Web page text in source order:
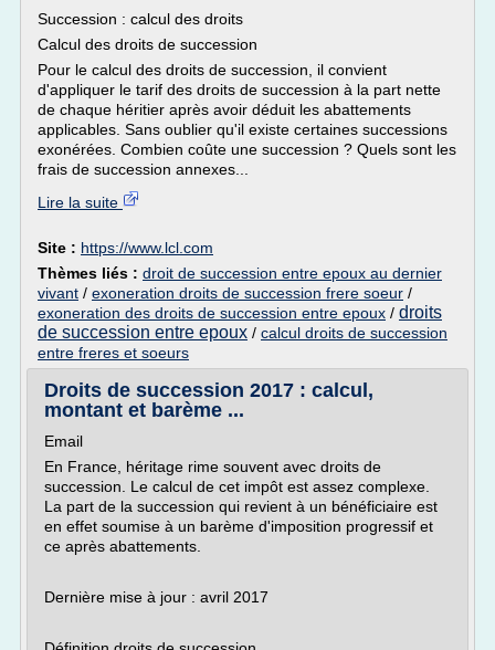
Succession : calcul des droits
Calcul des droits de succession
Pour le calcul des droits de succession, il convient
d'appliquer le tarif des droits de succession à la part nette
de chaque héritier après avoir déduit les abattements
applicables. Sans oublier qu'il existe certaines successions
exonérées. Combien coûte une succession ? Quels sont les
frais de succession annexes...
Lire la suite
Site : https://www.lcl.com
Thèmes liés : droit de succession entre epoux au dernier
vivant / exoneration droits de succession frere soeur /
exoneration des droits de succession entre epoux / droits
de succession entre epoux / calcul droits de succession
entre freres et soeurs
Droits de succession 2017 : calcul,
montant et barème ...
Email
En France, héritage rime souvent avec droits de
succession. Le calcul de cet impôt est assez complexe.
La part de la succession qui revient à un bénéficiaire est
en effet soumise à un barème d'imposition progressif et
ce après abattements.
Dernière mise à jour : avril 2017